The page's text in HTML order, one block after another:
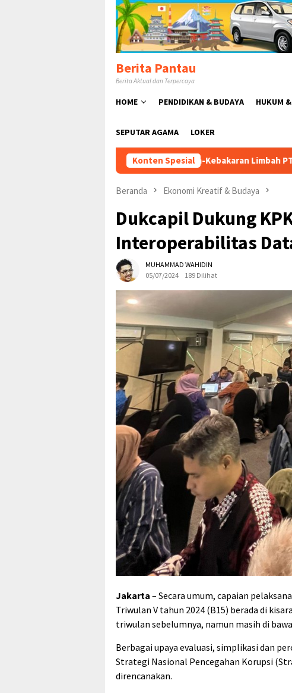
Loncat
konten
Berita Pantau
Berita Aktual dan Terpercaya
HOME PENDIDIKAN & BUDAYA HUKUM
SEPUTAR AGAMA LOKER
Konten Spesial
Pasca-Kebakaran Limbah PT Elang Perdana:
Beranda Ekonomi Kreatif & Budaya
Dukcapil Dukung
Interoperabilitas
MUHAMMAD WAHIDIN
05/07/2024
189 Dilihat
Jakarta – Secara umum, capaian
Triwulan V tahun 2024 (B15) berada di
triwulan sebelumnya, namun masih di
Berbagai upaya evaluasi, simplikasi dan
Strategi Nasional Pencegahan Korupsi
direncanakan.